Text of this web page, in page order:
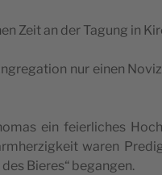
Zeit an der Tagung in
nur einen
ein fei­er­li­ches
waren
Bie­res“ begangen.